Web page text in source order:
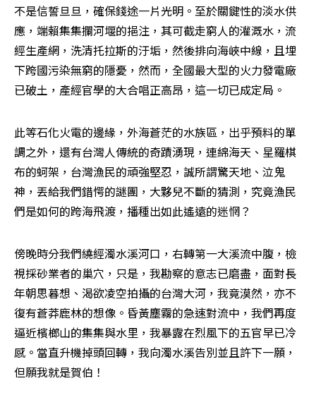
不是信誓旦旦，確保錢途一片光明。至於關鍵性的淡水供
應，端賴集集攔河堰的挹注，其可截走窮人的灌溉水，流
經生產網，洗清托拉斯的汙垢，然後排向海峽中線，且埋
下跨國污染無窮的隱憂，然而，全國最大型的火力發電廠
已破土，產經官學的大合唱正高昂，這一切已成定局。
此等石化火電的邊緣，外海蒼茫的水族區，出乎預料的單
調之外，還有台灣人傳統的奇蹟湧現，連綿海天、星羅棋
布的蚵架，台灣漁民的頑強堅忍，誠所謂驚天地、泣鬼
神，丟給我們錯愕的謎團，大夥兒不斷的猜測，究竟漁民
們是如何的跨海飛渡，播種出如此遙遠的迷惘？
傍晚時分我們繞經濁水溪河口，右轉第一大溪流中腹，檢
視採砂業者的巢穴，只是，我勘察的意志已磨盡，面對長
年朝思暮想、渴欲凌空拍攝的台灣大河，我竟漠然，亦不
復有蒼莽鹿林的想像。昏黃塵霧的急速對流中，我們再度
逼近檳榔山的集集與水里，我暴露在烈風下的五官早已冷
感。當直升機掉頭回轉，我向濁水溪告別並且許下一願，
但願我就是賀伯！